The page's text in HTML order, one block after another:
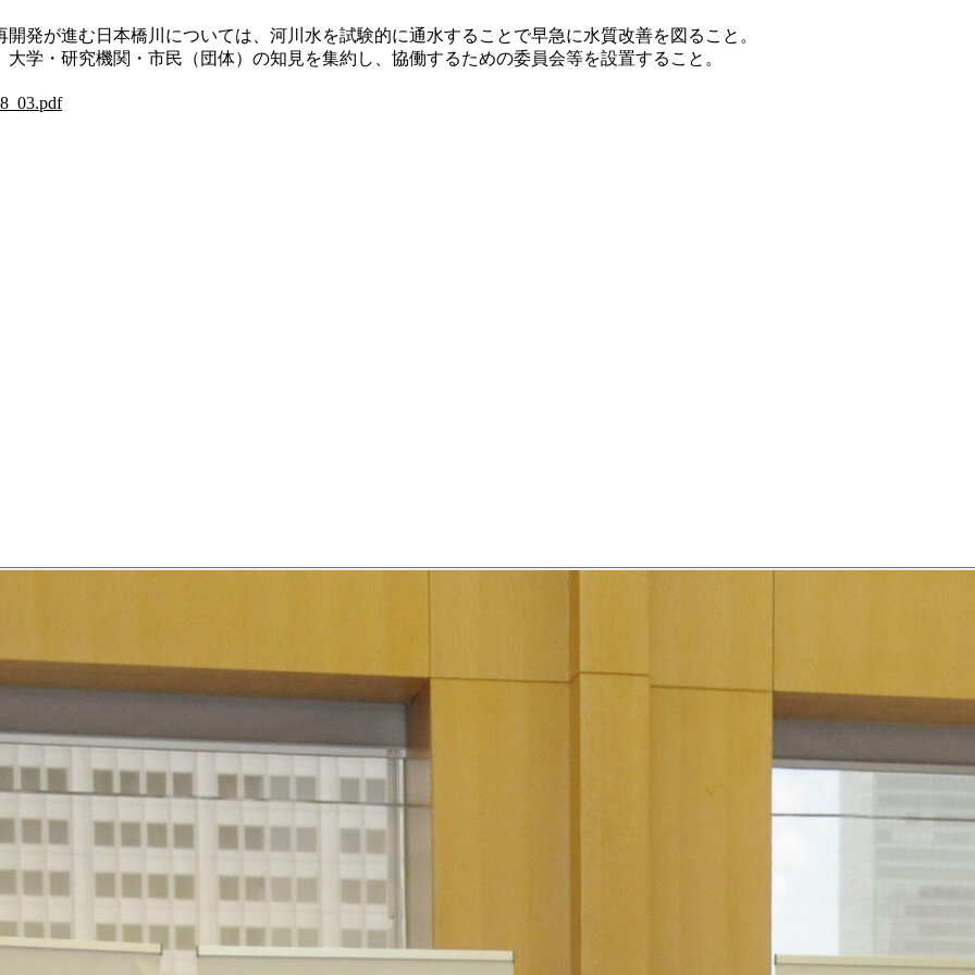
が進む日本橋川については、河川水を試験的に通水することで早急に水質改善を図ること。
・研究機関・市民（団体）の知見を集約し、協働するための委員会等を設置すること。